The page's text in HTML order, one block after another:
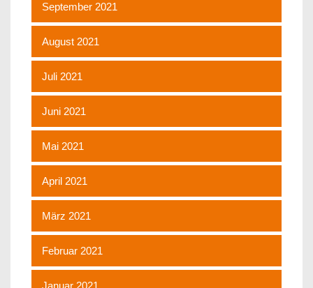
September 2021
August 2021
Juli 2021
Juni 2021
Mai 2021
April 2021
März 2021
Februar 2021